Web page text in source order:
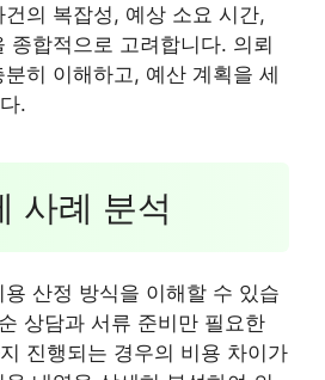
의 복잡성, 예상 소요 시간,
종합적으로 고려합니다. 의뢰
히 이해하고, 예산 계획을 세
.
사례 분석
산정 방식을 이해할 수 있습
상담과 서류 준비만 필요한
진행되는 경우의 비용 차이가